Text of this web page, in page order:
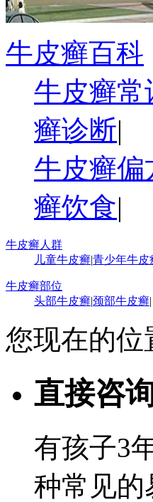
牛皮癣百科
牛皮癣常
癣诊断|
牛皮癣偏
癣饮食|
牛皮癣人群
儿童牛皮癣|青少年牛皮
牛皮癣部位
头部牛皮癣|颈部牛皮癣|
您现在的位
直接咨
有孩子3
种常见的